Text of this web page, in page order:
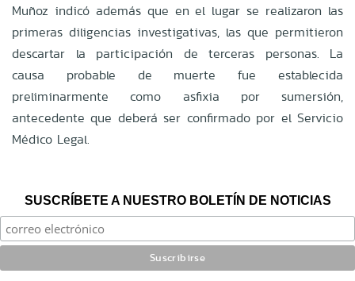
Muñoz indicó además que en el lugar se realizaron las
primeras diligencias investigativas, las que permitieron
descartar la participación de terceras personas. La
causa probable de muerte fue establecida
preliminarmente como asfixia por sumersión,
antecedente que deberá ser confirmado por el Servicio
Médico Legal.
SUSCRÍBETE A NUESTRO BOLETÍN DE NOTICIAS